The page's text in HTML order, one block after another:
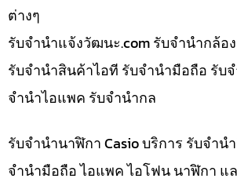
ต่างๆ
รับจํานําแจ้งวัฒนะ.com รับจำนำกล้อง
รับจำนำสินค้าไอที รับจำนำมือถือ รับ
จำนำไอแพค รับจำนำกล
รับจำนำนาฬิกา Casio บริการ รับจำน
จำนำมือถือ ไอแพค ไอโฟน นาฬิกา แ